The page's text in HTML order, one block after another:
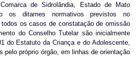
de Sidrolândia, Estado de Mato
os ditames normativos previstos no
os casos de constatação de omissão
do Conselho Tutelar são inicialmente
do Estatuto da Criança e do Adolescente,
pelo próprio órgão, em linhas de orientação